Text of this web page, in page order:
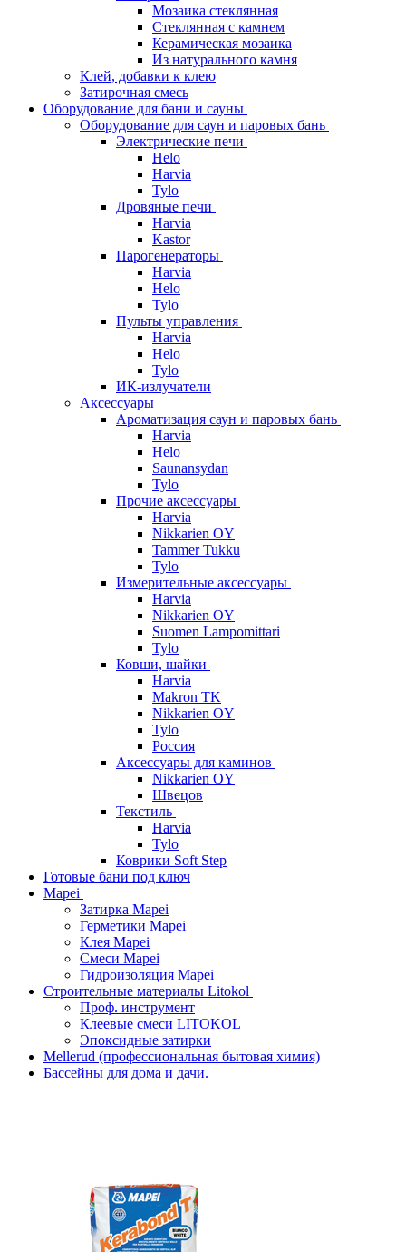
Мозаика стеклянная
Стеклянная с камнем
Керамическая мозаика
Из натурального камня
Клей, добавки к клею
Затирочная смесь
Оборудование для бани и сауны
Оборудование для саун и паровых бань
Электрические печи
Helo
Harvia
Tylo
Дровяные печи
Harvia
Kastor
Парогенераторы
Harvia
Helo
Tylo
Пульты управления
Harvia
Helo
Tylo
ИК-излучатели
Аксессуары
Ароматизация саун и паровых бань
Harvia
Helo
Saunansydan
Tylo
Прочие аксессуары
Harvia
Nikkarien OY
Tammer Tukku
Tylo
Измерительные аксессуары
Harvia
Nikkarien OY
Suomen Lampomittari
Tylo
Ковши, шайки
Harvia
Makron TK
Nikkarien OY
Tylo
Россия
Аксессуары для каминов
Nikkarien OY
Швецов
Текстиль
Harvia
Tylo
Коврики Soft Step
Готовые бани под ключ
Mapei
Затирка Mapei
Герметики Mapei
Клея Mapei
Смеси Mapei
Гидроизоляция Mapei
Строительные материалы Litokol
Проф. инструмент
Клеевые смеси LITOKOL
Эпоксидные затирки
Mellerud (профессиональная бытовая химия)
Бассейны для дома и дачи.